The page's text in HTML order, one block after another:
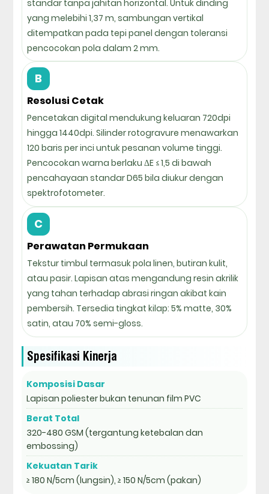
standar tanpa jahitan horizontal. Untuk dinding
yang melebihi 1,37 m, sambungan vertikal
ditempatkan pada tepi panel dengan toleransi
pencocokan pola dalam 2 mm.
B
Resolusi Cetak
Pencetakan digital mendukung keluaran 720dpi
hingga 1440dpi. Silinder rotogravure menawarkan
120 baris per inci untuk pesanan volume tinggi.
Pencocokan warna berlaku ΔE ≤ 1,5 di bawah
pencahayaan standar D65 bila diukur dengan
spektrofotometer.
C
Perawatan Permukaan
Tekstur timbul termasuk pola linen, butiran kulit,
atau pasir. Lapisan atas mengandung resin akrilik
yang tahan terhadap abrasi ringan akibat kain
pembersih. Tersedia tingkat kilap: 5% matte, 30%
satin, atau 70% semi-gloss.
Spesifikasi Kinerja
Komposisi Dasar
Lapisan poliester bukan tenunan film PVC
Berat Total
320-480 GSM (tergantung ketebalan dan
embossing)
Kekuatan Tarik
≥ 180 N/5cm (lungsin), ≥ 150 N/5cm (pakan)